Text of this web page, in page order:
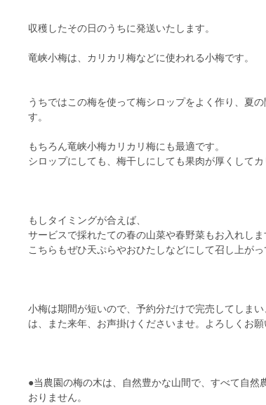
収穫したその日のうちに発送いたします。
竜峡小梅は、カリカリ梅などに使われる小梅です。
うちではこの梅を使って梅シロップをよく作り、夏
す。
もちろん竜峡小梅カリカリ梅にも最適です。
シロップにしても、梅干しにしても果肉が厚くして
もしタイミングが合えば、
サービスで採れたての春の山菜や春野菜もお入れしま
こちらもぜひ天ぷらやおひたしなどにして召し上がっ
小梅は期間が短いので、予約分だけで完売してしま
は、また来年、お声掛けくださいませ。よろしくお願
●当農園の梅の木は、自然豊かな山間で、すべて自然
おりません。